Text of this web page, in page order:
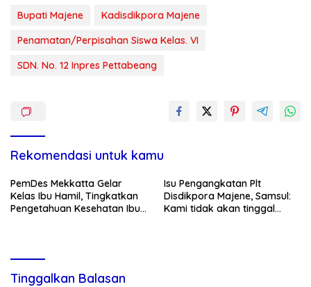
Bupati Majene
Kadisdikpora Majene
Penamatan/Perpisahan Siswa Kelas. VI
SDN. No. 12 Inpres Pettabeang
Rekomendasi untuk kamu
PemDes Mekkatta Gelar
Kelas Ibu Hamil, Tingkatkan
Pengetahuan Kesehatan Ibu
Isu Pengangkatan Plt
Disdikpora Majene, Samsul:
Kami tidak akan tinggal
Tinggalkan Balasan